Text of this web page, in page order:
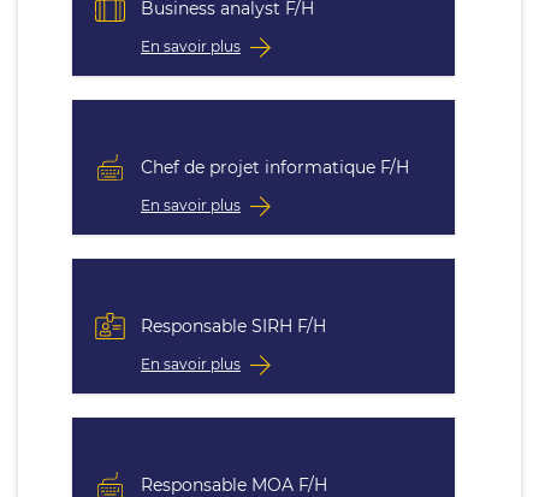
Business analyst F/H
En savoir plus
Chef de projet informatique F/H
En savoir plus
Responsable SIRH F/H
En savoir plus
Responsable MOA F/H